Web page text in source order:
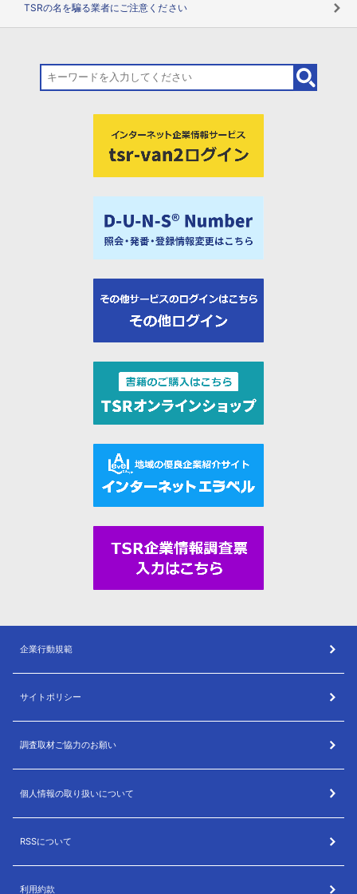
TSRの名を騙る業者にご注意ください
企業行動規範
サイトポリシー
調査取材ご協力のお願い
個人情報の取り扱いについて
RSSについて
利用約款